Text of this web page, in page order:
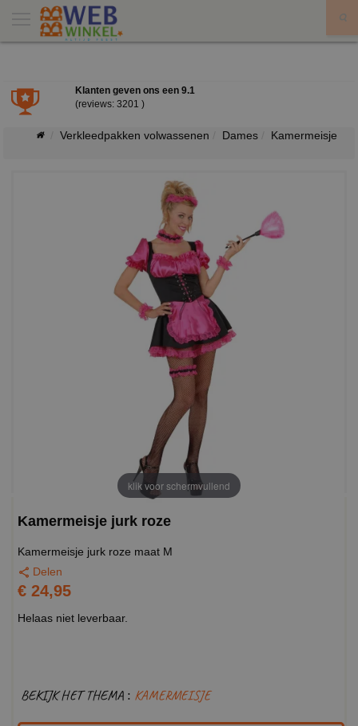
Klanten geven ons een 9.1
(reviews: 3201 )
Verkleedpakken volwassenen Dames Kamermeisje
klik voor schermvullend
Kamermeisje jurk roze
Kamermeisje jurk roze maat M
Delen
€ 24,95
Helaas niet leverbaar.
BEKIJK HET THEMA : KAMERMEISJE